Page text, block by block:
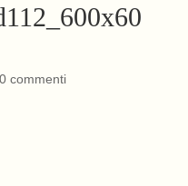
0 commenti